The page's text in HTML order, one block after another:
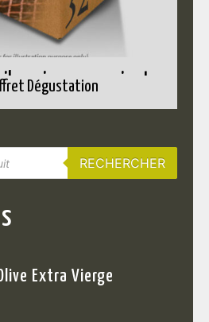
qui vous convient
Dégustation
RECHERCHER
Extra Vierge